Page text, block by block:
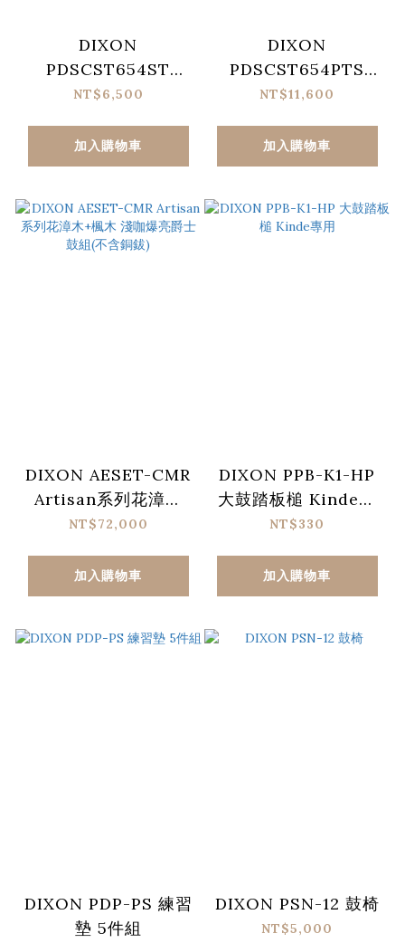
DIXON
PDSCST654ST
Cornerstone系列鋼
NT$6,500
加入購物車
DIXON
PDSCST654PTS
Cornerstone系列紫
NT$11,600
加入購物車
DIXON AESET-CMR
Artisan系列花漳木
+楓木 淺咖爆亮爵士鼓
NT$72,000
加入購物車
DIXON PPB-K1-HP
大鼓踏板槌 Kinde專
用
NT$330
加入購物車
DIXON PDP-PS 練習
墊 5件組
DIXON PSN-12 鼓椅
NT$5,000